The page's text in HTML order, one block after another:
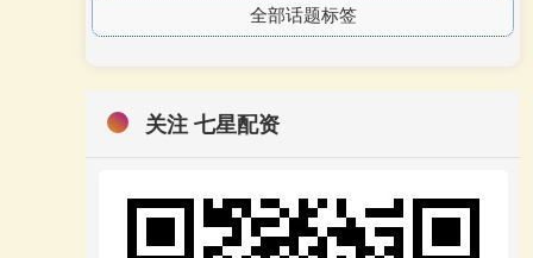
全部话题标签
关注 七星配资